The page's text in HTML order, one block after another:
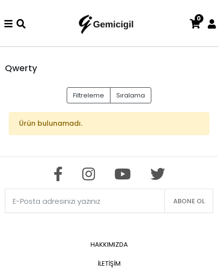
iade ve değişim işlemi yoktur.
0
Qwerty
Filtreleme Sıralama
Ürün bulunamadı.
ABONE OL
HAKKIMIZDA
İLETİŞİM